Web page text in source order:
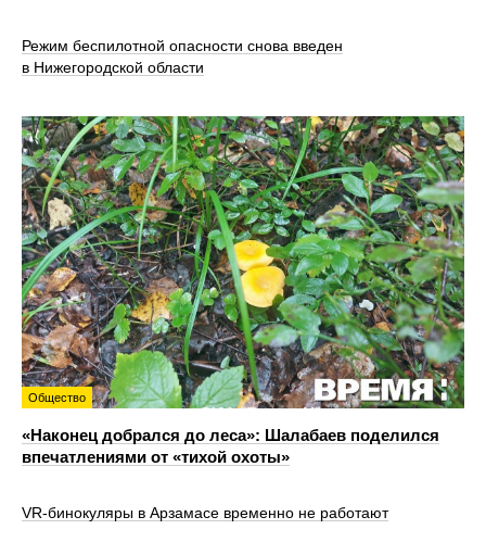
Режим беспилотной опасности снова введен
в Нижегородской области
Общество
«Наконец добрался до леса»: Шалабаев поделился
впечатлениями от «тихой охоты»
VR‑бинокуляры в Арзамасе временно не работают